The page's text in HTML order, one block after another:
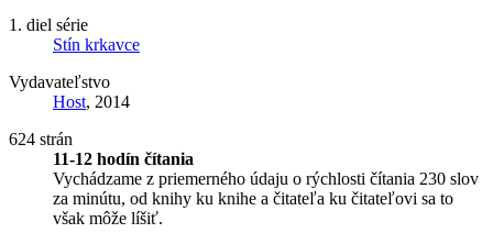
1. diel série
Stín krkavce
Vydavateľstvo
Host, 2014
624 strán
11-12 hodín čítania
Vychádzame z priemerného údaju o rýchlosti čítania 230 slov
za minútu, od knihy ku knihe a čitateľa ku čitateľovi sa to
však môže líšiť.